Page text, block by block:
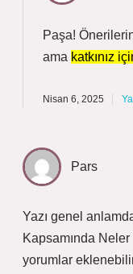
Paşa!
ama katkınız
Nisan 6, 2025
Pars
Yazı genel
Kapsamında
yorumlar